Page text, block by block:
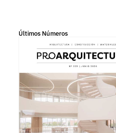
Últimos Números